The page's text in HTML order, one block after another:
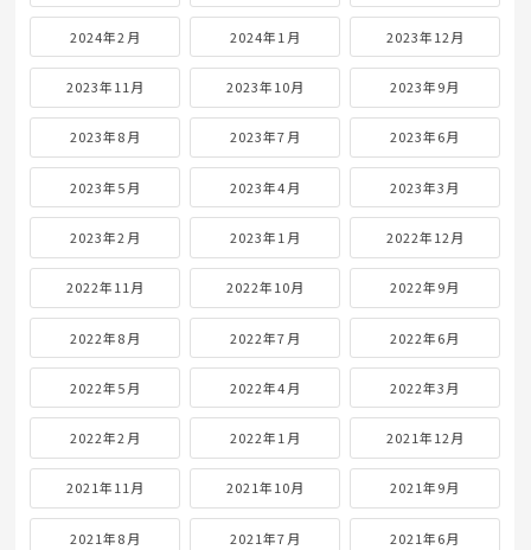
2024年2月 2024年1月 2023年12月
2023年11月 2023年10月 2023年9月
2023年8月 2023年7月 2023年6月
2023年5月 2023年4月 2023年3月
2023年2月 2023年1月 2022年12月
2022年11月 2022年10月 2022年9月
2022年8月 2022年7月 2022年6月
2022年5月 2022年4月 2022年3月
2022年2月 2022年1月 2021年12月
2021年11月 2021年10月 2021年9月
2021年8月 2021年7月 2021年6月